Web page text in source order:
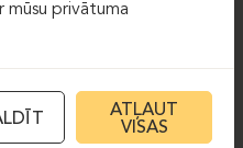
atklātām telpām,
un atpūtas zonām, kur
akustika un vizuālais
akustiskās mīkstās
mūsu privātuma
ATĻAUT
VISAS